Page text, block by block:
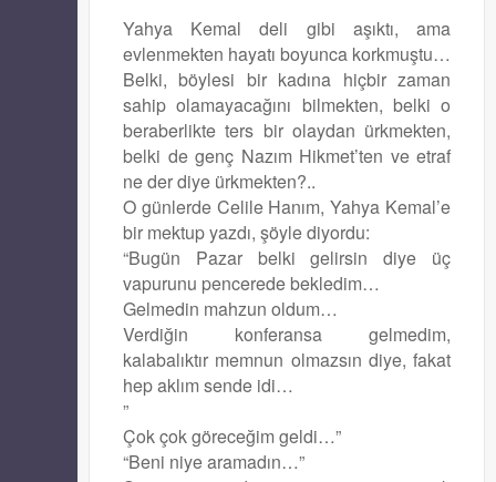
Yahya Kemal deli gibi aşıktı, ama
evlenmekten hayatı boyunca korkmuştu…
Belki, böylesi bir kadına hiçbir zaman
sahip olamayacağını bilmekten, belki o
beraberlikte ters bir olaydan ürkmekten,
belki de genç Nazım Hikmet’ten ve etraf
ne der diye ürkmekten?..
O günlerde Celile Hanım, Yahya Kemal’e
bir mektup yazdı, şöyle diyordu:
“Bugün Pazar belki gelirsin diye üç
vapurunu pencerede bekledim…
Gelmedin mahzun oldum…
Verdiğin konferansa gelmedim,
kalabalıktır memnun olmazsın diye, fakat
hep aklım sende idi…
”
Çok çok göreceğim geldi…”
“Beni niye aramadın…”